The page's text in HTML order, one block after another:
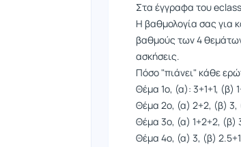
Στα έγγραφα του
Η βαθμολογία σας για
βαθμούς των 4 θεμάτων
ασκήσεις.
Πόσο "πιάνει" κάθε
Θέμα 1ο, (α): 3+1+1, (β)
Θέμα 2ο, (α) 2+2, (β) 3,
Θέμα 3ο, (α) 1+2+2, (β)
Θέμα 4ο, (α) 3, (β)